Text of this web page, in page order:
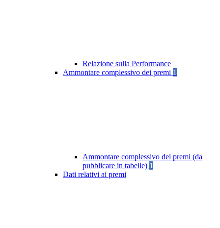
Relazione sulla Performance
Ammontare complessivo dei premi 1
Ammontare complessivo dei premi (da
pubblicare in tabelle) 1
Dati relativi ai premi